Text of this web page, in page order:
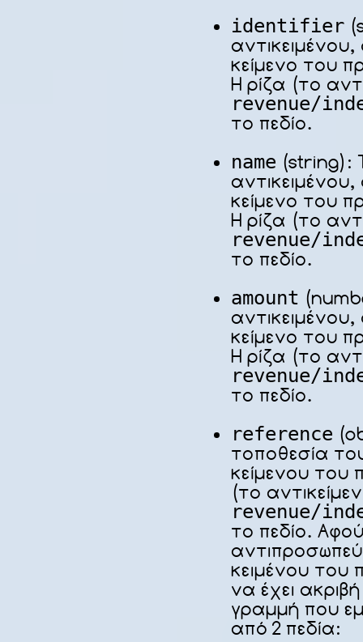
identifier
κείμενο του
Η ρίζα (το
revenue/
το πεδίο.
name (string):
κείμενο του
Η ρίζα (το
revenue/
το πεδίο.
amount
κείμενο του
Η ρίζα (το
revenue/
το πεδίο.
reference
τοποθεσία
κείμενου του
(το
revenue/
το πεδίο.
κειμένου του
να έχει
γραμμή που
από 2 πεδία: